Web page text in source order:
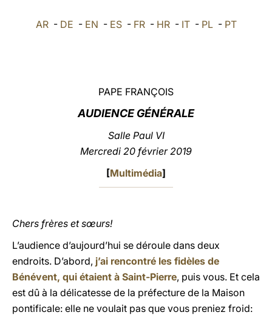
العربيّة AR- DE - EN - ES- FR- HR- IT- PL- PT
PAPE FRANÇOIS
AUDIENCE GÉNÉRALE
Salle Paul VI
Mercredi 20 février 2019
[Multimédia]
Chers frères et sœurs!
L’audience d’aujourd’hui se déroule dans deux
endroits. D’abord, j’ai rencontré les fidèles de
Bénévent, qui étaient à Saint-Pierre, puis vous. Et cela
est dû à la délicatesse de la préfecture de la Maison
pontificale: elle ne voulait pas que vous preniez froid: